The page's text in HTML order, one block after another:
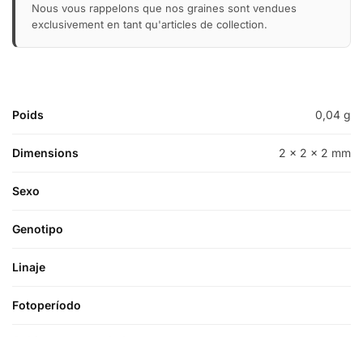
Nous vous rappelons que nos graines sont vendues
exclusivement en tant qu'articles de collection.
Poids 0,04 g
Dimensions 2 × 2 × 2 mm
Sexo
Genotipo
Linaje
Fotoperíodo